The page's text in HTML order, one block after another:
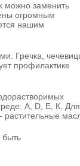
можно заменить
огромным
нашим
Гречка,
профилактике
А, D, Е, К. Для
быть